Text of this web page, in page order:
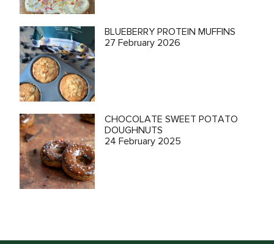
BLUEBERRY PROTEIN MUFFINS
27 February 2026
CHOCOLATE SWEET POTATO
DOUGHNUTS
24 February 2025